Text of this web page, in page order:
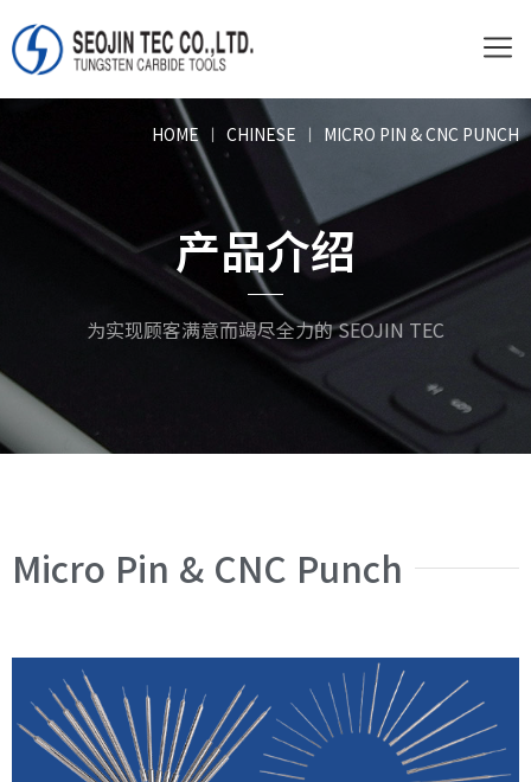
HOME ㅣ CHINESE ㅣ MICRO PIN & CNC PUNCH
产品介绍
为实现顾客满意而竭尽全力的 SEOJIN TEC
Micro Pin & CNC Punch